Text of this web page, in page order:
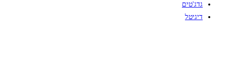
גדג'טים
דיגיטל